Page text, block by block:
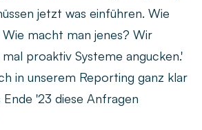
jetzt was einführen. Wie
macht man jenes? Wir
proaktiv Systeme angucken.'
in unserem Reporting ganz klar
Ende '23 diese Anfragen